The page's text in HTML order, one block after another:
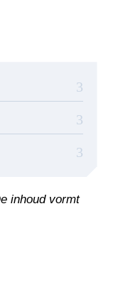
inhoud vormt